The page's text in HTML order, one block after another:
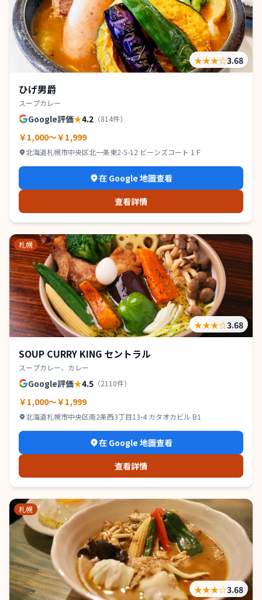
★★★☆3.68
ひげ男爵
スープカレー
Google評価★4.2 （814件）
￥1,000～￥1,999
北海道札幌市中央区北一条東2-5-12 ビーンズコート 1Ｆ
在 Google 地圖查看
查看詳情
札幌
★★★☆3.68
SOUP CURRY KING セントラル
スープカレー、カレー
Google評価★4.5 （2110件）
￥1,000～￥1,999
北海道札幌市中央区南2条西3丁目13-4 カタオカビル B1
在 Google 地圖查看
查看詳情
札幌
★★★☆3.68